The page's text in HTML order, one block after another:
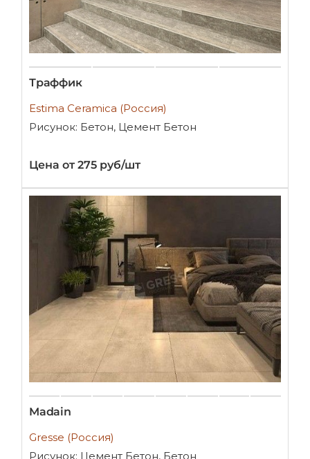
Траффик
Estima Ceramica (Россия)
Рисунок: Бетон, Цемент Бетон
Цена от 275 руб/шт
Madain
Gresse (Россия)
Рисунок: Цемент Бетон, Бетон